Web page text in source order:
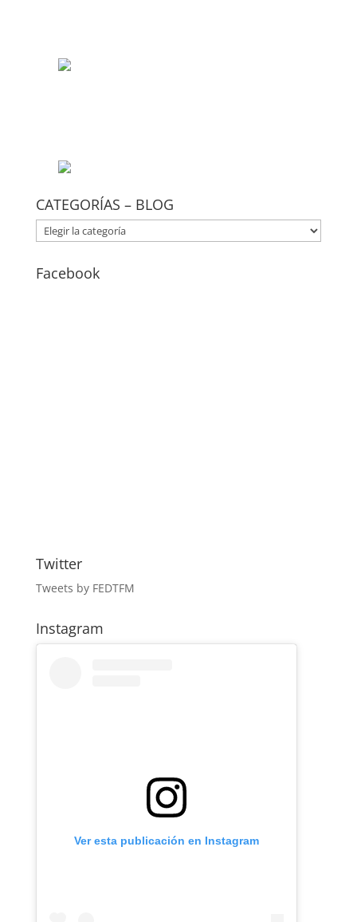
CATEGORÍAS – BLOG
CATEGORÍAS
–
Facebook
Twitter
Tweets by FEDTFM
Instagram
Ver esta publicación en Instagram